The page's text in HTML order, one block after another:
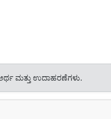
ಮತ್ತು ಉದಾಹರಣೆಗಳು.